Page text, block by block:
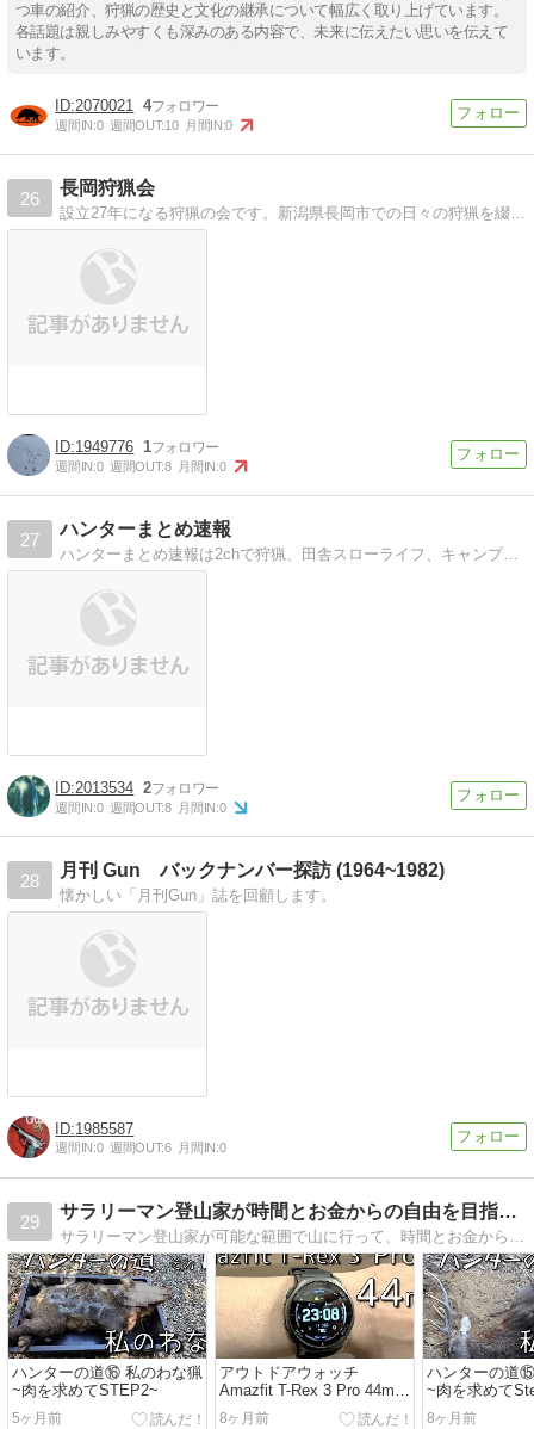
つ車の紹介、狩猟の歴史と文化の継承について幅広く取り上げています。
各話題は親しみやすくも深みのある内容で、未来に伝えたい思いを伝えて
います。
2070021 4
週間IN:0 週間OUT:10 月間IN:0
26
長岡狩猟会
設立27年になる狩猟の会です。新潟県長岡市での日々の狩猟を綴ります。
1949776 1
週間IN:0 週間OUT:8 月間IN:0
27
ハンターまとめ速報
ハンターまとめ速報は2chで狩猟、田舎スローライフ、キャンプ、サバイバル、副業などの面白いと思ったスレをまとめたサイトです。
2013534 2
週間IN:0 週間OUT:8 月間IN:0
28
月刊 Gun バックナンバー探訪 (1964~1982)
懐かしい「月刊Gun」誌を回顧します。
1985587
週間IN:0 週間OUT:6 月間IN:0
29
サラリーマン登山家が時間とお金からの自由を目指すブログ
ハンターの道⑯ 私のわな猟
~肉を求めてSTEP2~
5ヶ月前
アウトドアウォッチ
Amazfit T-Rex 3 Pro 44mm
レビュー
8ヶ月前
ハンターの道
~肉を求めて
8ヶ月前